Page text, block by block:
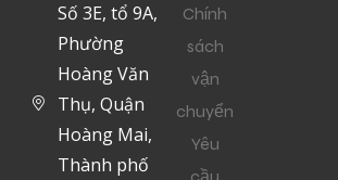
Số 3E, tổ 9A,
Phường
Hoàng Văn
Thụ, Quận
Hoàng Mai,
Thành phố
Chính
sách
vận
chuyển
Yêu